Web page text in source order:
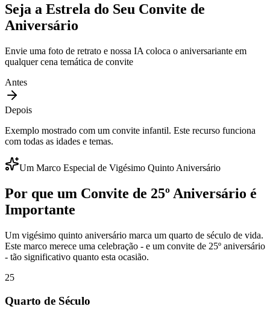
Seja a Estrela do Seu Convite de
Aniversário
Envie uma foto de retrato e nossa IA coloca o aniversariante em
qualquer cena temática de convite
Antes
Depois
Exemplo mostrado com um convite infantil. Este recurso funciona
com todas as idades e temas.
Um Marco Especial de Vigésimo Quinto Aniversário
Por que um Convite de 25º Aniversário é
Importante
Um vigésimo quinto aniversário marca um quarto de século de vida.
Este marco merece uma celebração - e um convite de 25º aniversário
- tão significativo quanto esta ocasião.
25
Quarto de Século